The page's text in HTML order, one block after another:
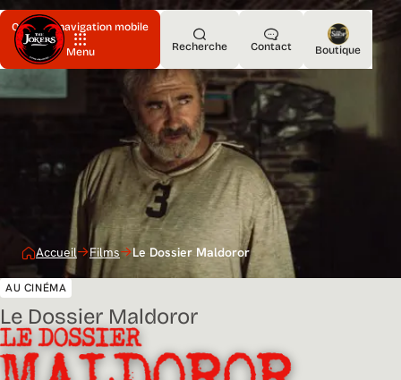
Ouvrir la navigation mobile
Menu
Recherche Contact Boutique
Le Dossier Maldoror
AU CINÉMA
Accueil Films Le Dossier Maldoror